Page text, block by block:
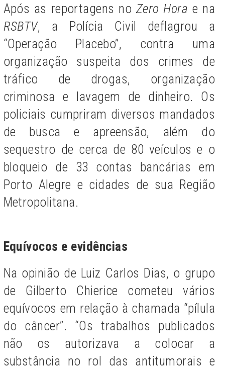
Após as reportagens no Zero Hora e na
RSBTV, a Polícia Civil deflagrou a
“Operação Placebo”, contra uma
organização suspeita dos crimes de
tráfico de drogas, organização
criminosa e lavagem de dinheiro. Os
policiais cumpriram diversos mandados
de busca e apreensão, além do
sequestro de cerca de 80 veículos e o
bloqueio de 33 contas bancárias em
Porto Alegre e cidades de sua Região
Metropolitana.
Equívocos e evidências
Na opinião de Luiz Carlos Dias, o grupo
de Gilberto Chierice cometeu vários
equívocos em relação à chamada “pílula
do câncer”. “Os trabalhos publicados
não os autorizava a colocar a
substância no rol das antitumorais e